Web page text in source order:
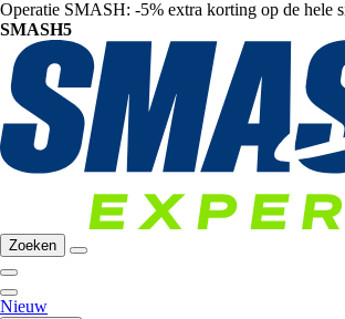
Operatie SMASH: -5% extra korting op de hele
SMASH5
Zoeken
Nieuw